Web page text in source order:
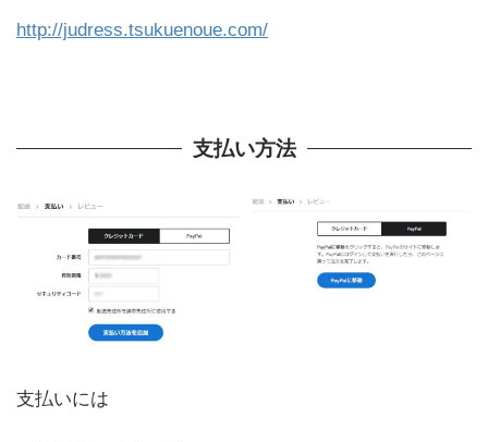
http://judress.tsukuenoue.com/
支払い方法
支払いには